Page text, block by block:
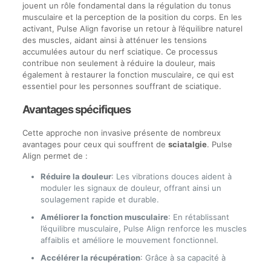
jouent un rôle fondamental dans la régulation du tonus
musculaire et la perception de la position du corps. En les
activant, Pulse Align favorise un retour à l’équilibre naturel
des muscles, aidant ainsi à atténuer les tensions
accumulées autour du nerf sciatique. Ce processus
contribue non seulement à réduire la douleur, mais
également à restaurer la fonction musculaire, ce qui est
essentiel pour les personnes souffrant de sciatique.
Avantages spécifiques
Cette approche non invasive présente de nombreux
avantages pour ceux qui souffrent de sciatalgie. Pulse
Align permet de :
Réduire la douleur: Les vibrations douces aident à
moduler les signaux de douleur, offrant ainsi un
soulagement rapide et durable.
Améliorer la fonction musculaire: En rétablissant
l’équilibre musculaire, Pulse Align renforce les muscles
affaiblis et améliore le mouvement fonctionnel.
Accélérer la récupération: Grâce à sa capacité à